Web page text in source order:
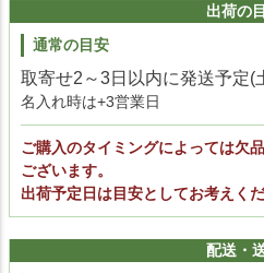
出荷の
通常の目安
取寄せ2～3日以内に発送予定(
名入れ時は+3営業日
ご購入のタイミングによっては欠
ございます。
出荷予定日は目安としてお考えくだ
配送・